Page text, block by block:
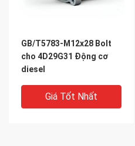
GB/T5783-M12x28 Bolt
cho 4D29G31 Động cơ
diesel
Giá Tốt Nhất